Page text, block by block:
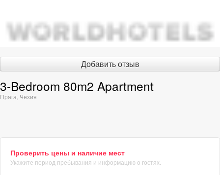
Добавить отзыв
3-Bedroom 80m2 Apartment
Прага Чехия
Проверить цены и наличие мест
Укажите период пребывания и информацию о гостях.